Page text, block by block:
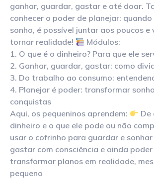
ganhar, guardar, gastar e até doar.
conhecer o poder de planejar:
sonho, é possível juntar aos poucos e
tornar realidade!
Módulos:
O que é o dinheiro? Para que ele
Ganhar, guardar, gastar: como
Do trabalho ao consumo:
Planejar é poder: transformar
conquistas
Aqui, os pequeninos aprendem:
De
dinheiro e o que ele pode ou não
usar o cofrinho para guardar e sonhar
gastar com consciência e ainda
transformar planos em realidade,
pequeno